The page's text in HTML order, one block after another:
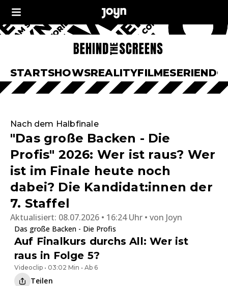
STARTSHOWSREALITYFILMESERIEN
Nach dem Halbfinale
"Das große Backen - Die
Profis" 2026: Wer ist raus? Wer
ist im Finale heute noch
dabei? Die Kandidat:innen der
7. Staffel
Aktualisiert: 08.07.2026 • 16:24 Uhr von Joyn
Das große Backen - Die Profis
Auf Finalkurs durchs All: Wer ist
raus in Folge 5?
Videoclip • 03:02 Min • Ab 6
Teilen